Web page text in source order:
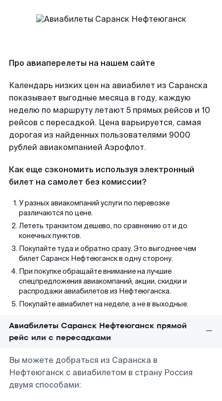
Про авиаперелеты на нашем сайте
Календарь низких цен на авиабилет из Саранска
показывает выгодные месяца в году, каждую
неделю по маршруту летают 5 прямых рейсов и 10
рейсов с пересадкой. Цена варьируется, самая
дорогая из найденных пользователями 9000
рублей авиакомпанией Аэрофлот.
Как еще сэкономить используя электронный
билет на самолет без комиссии?
У разных авиакомпаний услуги по перевозке
различаются по цене.
Лететь транзитом дешево, по сравнению от и до
конечных пунктов.
Покупайте туда и обратно сразу. Это выгоднее чем
билет Саранск Нефтеюганск в одну сторону.
При покупке обращайте внимание на лучшие
спецпредложения авиакомпаний, акции, скидки и
распродажи авиабилетов из Нефтеюганска.
Покупайте авиабилет на неделе, а не в выходные.
Авиабилеты Саранск Нефтеюганск прямой
рейс или с пересадками
Вы можете добраться из Саранска в
Нефтеюганск с авиабилетом в страну Россия
двумя способами: